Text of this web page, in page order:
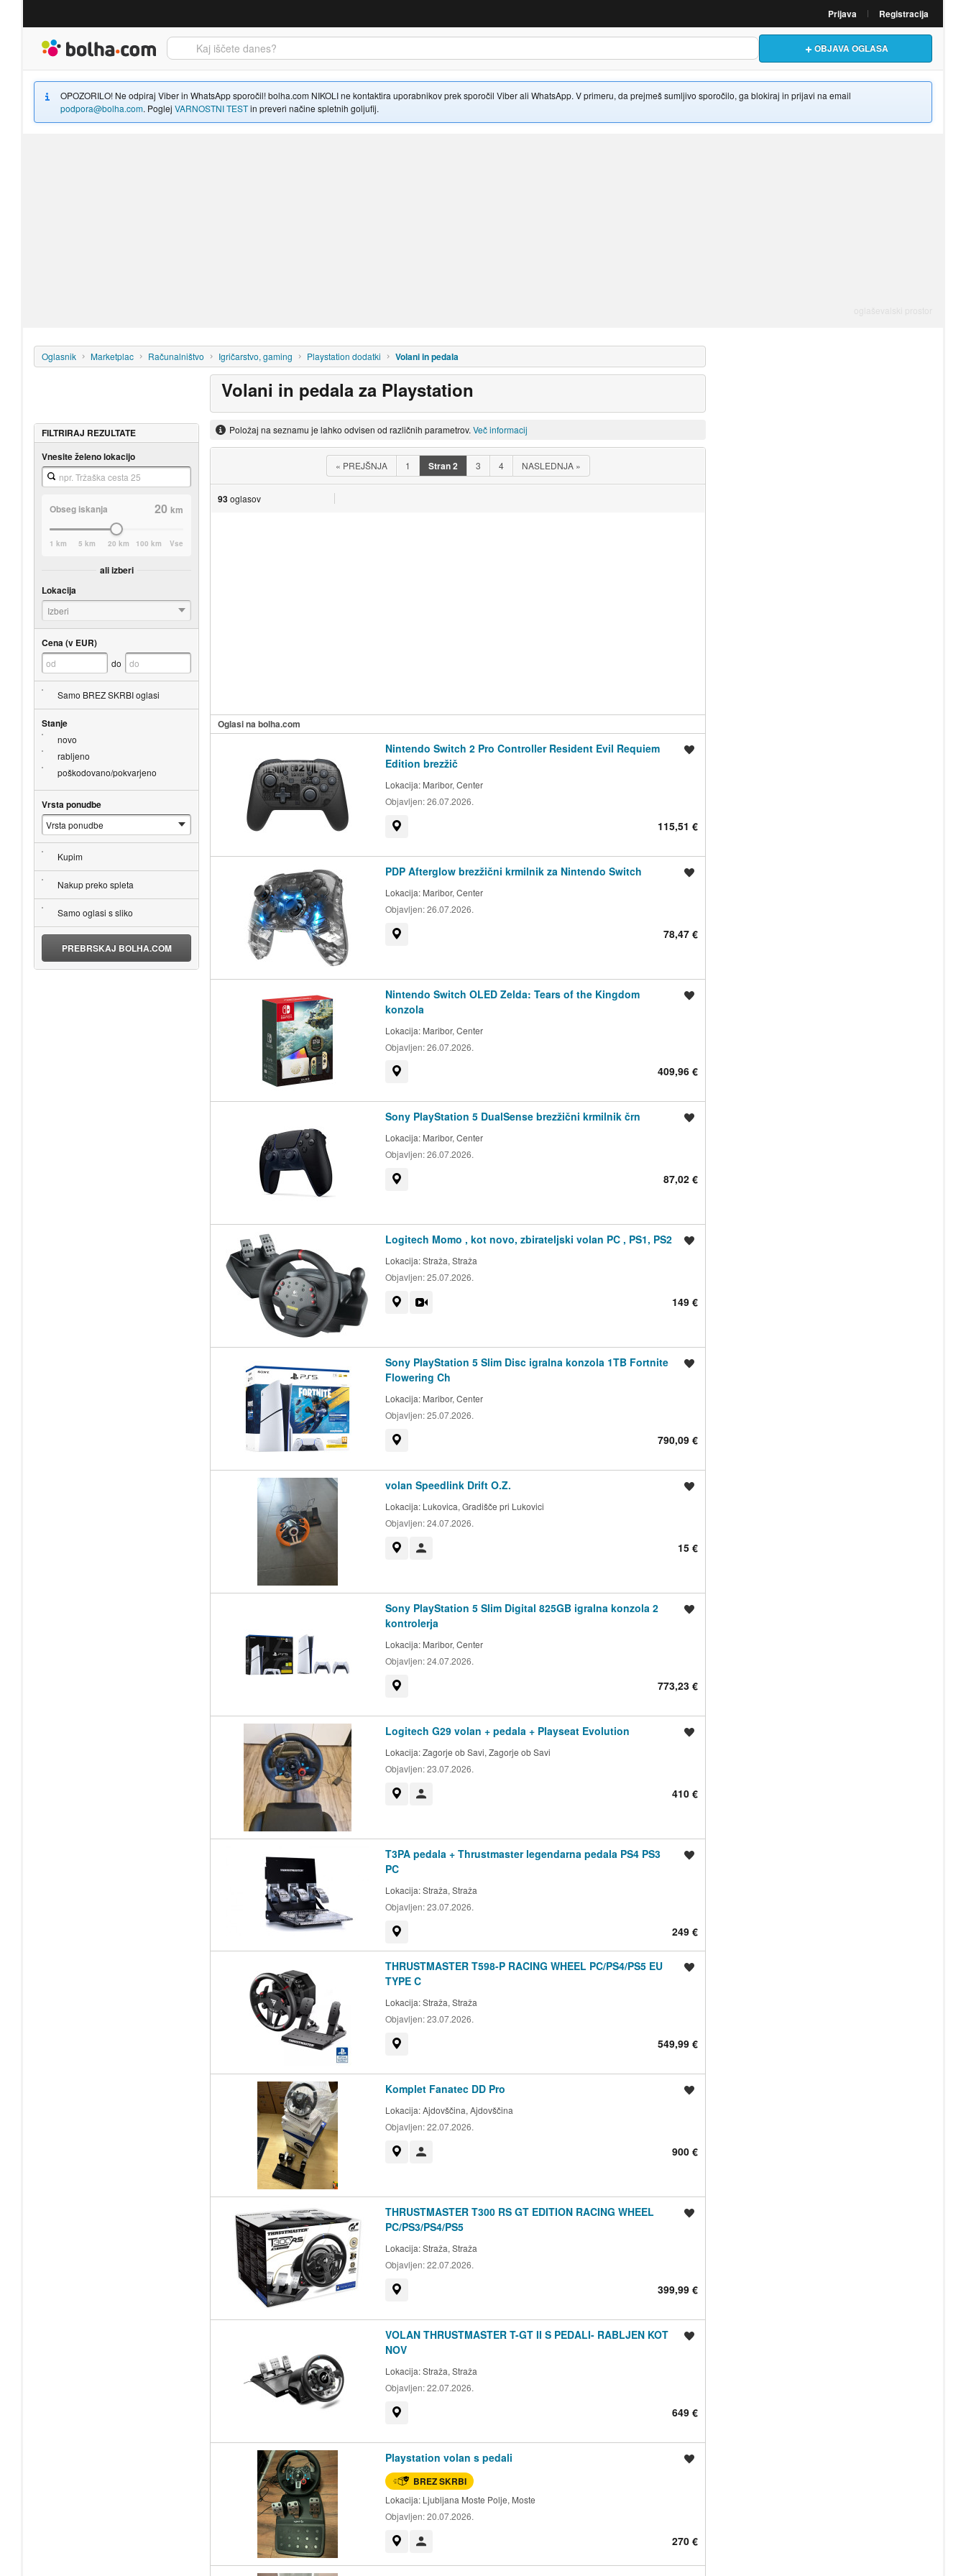
Prijava Registracija
OBJAVA OGLASA
OPOZORILO! Ne odpiraj Viber in WhatsApp sporočil! bolha.com NIKOLI ne kontaktira uporabnikov prek sporočil Viber ali WhatsApp. V primeru, da prejmeš sumljivo sporočilo, ga blokiraj in prijavi na email
podpora@bolha.com. Poglej VARNOSTNI TESTin preveri načine spletnih goljufij.
Oglasnik Marketplac Računalništvo Igričarstvo, gaming Playstation dodatki Volani in pedala
Volani in pedala za Playstation
Položaj na seznamu je lahko odvisen od različnih parametrov. Več informacij
« PREJŠNJA 1 Stran2 3 4 NASLEDNJA »
93oglasov
Oglasi na bolha.com
Nintendo Switch 2 Pro Controller Resident Evil Requiem
Edition brezžič
Lokacija: Maribor, Center
Objavljen:26.07.2026.
115,51 €
PDP Afterglow brezžični krmilnik za Nintendo Switch
Lokacija: Maribor, Center
Objavljen:26.07.2026.
78,47 €
Nintendo Switch OLED Zelda: Tears of the Kingdom
konzola
Lokacija: Maribor, Center
Objavljen:26.07.2026.
409,96 €
Sony PlayStation 5 DualSense brezžični krmilnik črn
Lokacija: Maribor, Center
Objavljen:26.07.2026.
87,02 €
Logitech Momo , kot novo, zbirateljski volan PC , PS1, PS2
Lokacija:Straža, Straža
Objavljen:25.07.2026.
149 €
Sony PlayStation 5 Slim Disc igralna konzola 1TB Fortnite
Flowering Ch
Lokacija: Maribor, Center
Objavljen:25.07.2026.
790,09 €
volan Speedlink Drift O.Z.
Lokacija: Lukovica, Gradišče pri Lukovici
Objavljen:24.07.2026.
15 €
Sony PlayStation 5 Slim Digital 825GB igralna konzola 2
kontrolerja
Lokacija: Maribor, Center
Objavljen:24.07.2026.
773,23 €
Logitech G29 volan + pedala + Playseat Evolution
Lokacija:Zagorje ob Savi, Zagorje ob Savi
Objavljen:23.07.2026.
410 €
T3PA pedala + Thrustmaster legendarna pedala PS4 PS3
PC
Lokacija:Straža, Straža
Objavljen:23.07.2026.
249 €
THRUSTMASTER T598-P RACING WHEEL PC/PS4/PS5 EU
TYPE C
Lokacija:Straža, Straža
Objavljen:23.07.2026.
549,99 €
Komplet Fanatec DD Pro
Lokacija:Ajdovščina, Ajdovščina
Objavljen:22.07.2026.
900 €
THRUSTMASTER T300 RS GT EDITION RACING WHEEL
PC/PS3/PS4/PS5
Lokacija:Straža, Straža
Objavljen:22.07.2026.
399,99 €
VOLAN THRUSTMASTER T-GT II S PEDALI- RABLJEN KOT
NOV
Lokacija:Straža, Straža
Objavljen:22.07.2026.
649 €
Playstation volan s pedali
BREZ SKRBI
Lokacija: Ljubljana Moste Polje, Moste
Objavljen:20.07.2026.
270 €
FILTRIRAJ REZULTATE
Vnesite želeno lokacijo
Obseg iskanja 20km
1 km 5 km 20 km 100 km Vse
ali izberi
Lokacija
Izberi
Cena (v EUR)
do
Samo BREZ SKRBI oglasi
Stanje
novo
rabljeno
poškodovano/pokvarjeno
Vrsta ponudbe
Kupim
Nakup preko spleta
Samo oglasi s sliko
PREBRSKAJ BOLHA.COM